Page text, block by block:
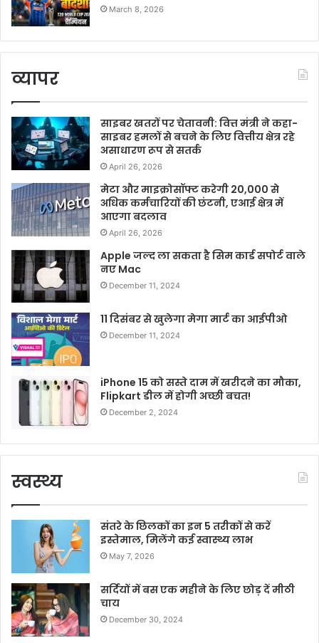
March 8, 2026
व्यापर
साइबर खतरों पर चेतावनी: वित्त मंत्री ने कहा-
साइबर हमलों से बचने के लिए वित्तीय क्षेत्र रहे
असाधारण रूप से सतर्क
April 26, 2026
मेटा और माइक्रोसॉफ्ट करेगी 20,000 से
अधिक कर्मचारियों की छंटनी, एआई क्षेत्र में
आएगा बदलाव
April 26, 2026
Apple जल्द ला सकता है सिम कार्ड सपोर्ट वाले
नए Mac
December 11, 2024
11 दिसंबर से खुलेगा मेगा मार्ट का आईपीओ
December 11, 2024
iPhone 15 को सस्ते दाम में खरीदने का मौका,
Flipkart डील में होगी अच्छी बचत!
December 2, 2024
स्वस्थ्य
संतरे के छिलकों का इन 5 तरीकों से करें
इस्तेमाल, मिलेंगे कई स्वास्थ्य लाभ
May 7, 2026
सर्दियों में बस एक महीने के लिए छोड़ दें मीठी
चाय
December 30, 2024